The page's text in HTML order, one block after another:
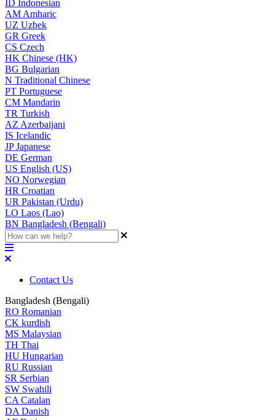
ID Indonesian
AM Amharic
UZ Uzbek
GR Greek
CS Czech
HK Chinese (HK)
BG Bulgarian
N Traditional Chinese
PT Portuguese
CM Mandarin
TR Turkish
AZ Azerbaijani
IS Icelandic
JPJapanese
DE German
US English (US)
NO Norwegian
HR Croatian
UR Pakistan (Urdu)
LO Laos (Lao)
BN Bangladesh (Bengali)
Contact Us
Bangladesh (Bengali)
RO Romanian
CK kurdish
MS Malaysian
TH Thai
HU Hungarian
RU Russian
SR Serbian
SW Swahili
CA Catalan
DA Danish